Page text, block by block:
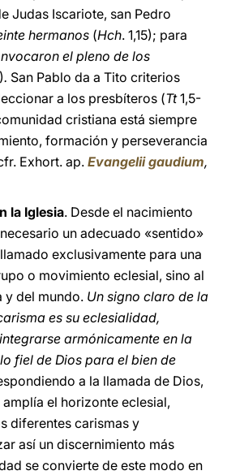
Judas Iscariote, san Pedro
hermanos (Hch. 1,15); para
el pleno de los
. San Pablo da a Tito criterios
a los presbíteros (Tt1,5-
cristiana está siempre
formación y perseverancia
Exhort. ap. Evangelii gaudium,
la Iglesia. Desde el nacimiento
un adecuado «sentido»
exclusivamente para una
o movimiento eclesial, sino al
y del mundo. Un signo claro de la
es su eclesialidad,
armónicamente en la
fiel de Dios para el bien de
a la llamada de Dios,
el horizonte eclesial,
diferentes carismas y
así un discernimiento más
se convierte de este modo en